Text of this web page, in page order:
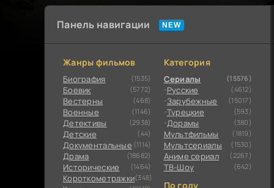
Панель навигации
Жанры фильмов
Биография (1535)
Боевик (5772)
Вестерны (468)
Военные (1146)
Детективы (2938)
Детские (44)
Документальные (1114)
Драма (18682)
Исторические (1464)
Короткометражки(348)
Категория
Сериалы (15576)
Русские (4612)
Зарубежные (15017)
Турецкие (593)
Дорамы (380)
Мультфильмы (1819)
Мультсериалы (1530)
Аниме сериал (2267)
ТВ-Шоу (642)
По году